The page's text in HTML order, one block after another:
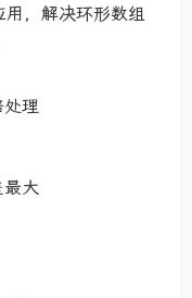
用，解决环形数组
理
大